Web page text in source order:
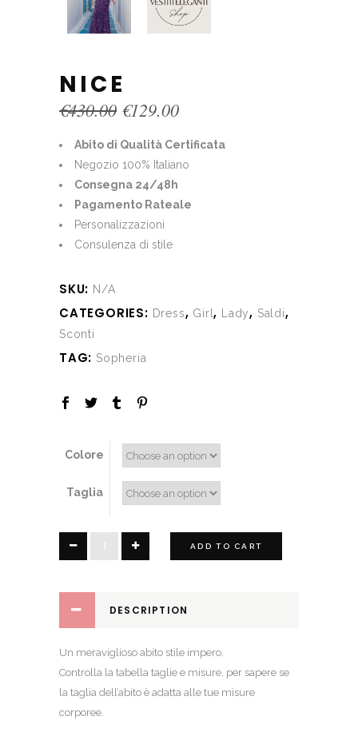
NICE
€430.00 Original
was:
€430.00.
€129.00Current
is:
€129.00.
Abito di Qualità Certificata
Negozio 100% Italiano
Consegna 24/48h
Pagamento Rateale
Personalizzazioni
Consulenza di stile
SKU: N/A
CATEGORIES: Dress, Girl , Lady, Saldi,
Sconti
TAG: Sopheria
Colore
Taglia
quantity
ADD TO CART
DESCRIPTION
Un meraviglioso abito stile impero.
Controlla la tabella taglie e misure, per sapere se
la taglia dell’abito è adatta alle tue misure
corporee.